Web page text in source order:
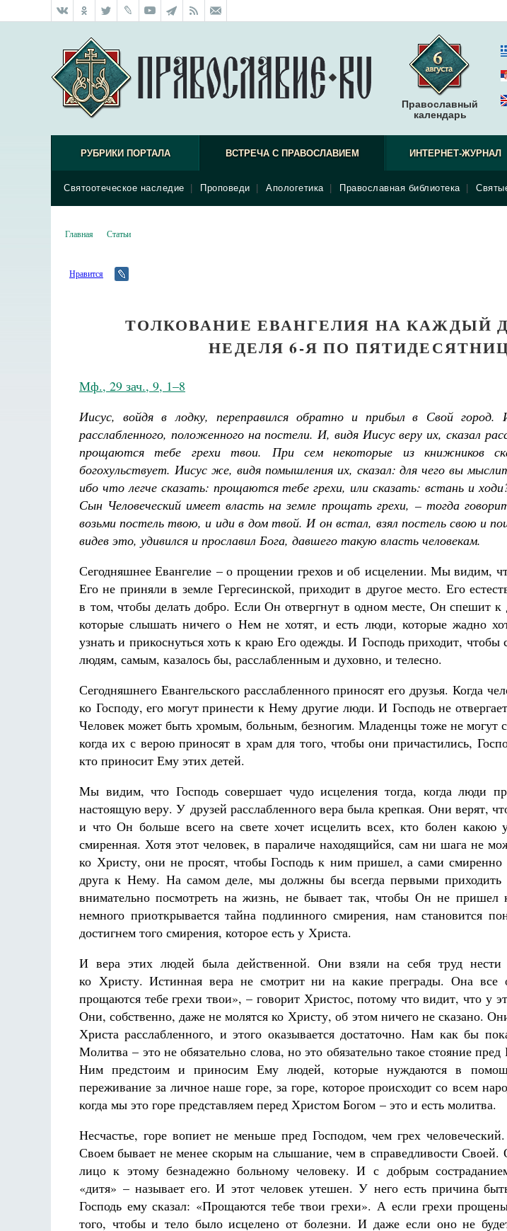
Православный
календарь
РУБРИКИ ПОРТАЛА ВСТРЕЧА С ПРАВОСЛАВИЕМ
Святоотеческое наследие Проповеди Апологетика Православная библиотека
ИНТЕРНЕТ-ЖУРНАЛ
Главная Статьи
Нравится
ТОЛКОВАНИЕ ЕВАНГЕЛИЯ НА КАЖДЫЙ
НЕДЕЛЯ 6-Я ПО
Мф., 29 зач., 9, 1–8
Иисус, войдя в лодку, переправился обратно и прибыл в Свой
расслабленного, положенного на постели. И, видя Иисус веру их, сказал
прощаются тебе грехи твои. При сем некоторые из книжников
богохульствует. Иисус же, видя помышления их, сказал: для чего вы
ибо что легче сказать: прощаются тебе грехи, или сказать: встань и
Сын Человеческий имеет власть на земле прощать грехи, – тогда
возьми постель твою, и иди в дом твой. И он встал, взял постель свою и
видев это, удивился и прославил Бога, давшего такую власть человекам.
Сегодняшнее Евангелие – о прощении грехов и об исцелении. Мы видим,
Его не приняли в земле Гергесинской, приходит в другое место. Его
в том, чтобы делать добро. Если Он отвергнут в одном месте, Он спешит
которые слышать ничего о Нем не хотят, и есть люди, которые жадно
узнать и прикоснуться хоть к краю Его одежды. И Господь приходит, чтобы
людям, самым, казалось бы, расслабленным и духовно, и телесно.
Сегодняшнего Евангельского расслабленного приносят его друзья. Когда
ко Господу, его могут принести к Нему другие люди. И Господь не
Человек может быть хромым, больным, безногим. Младенцы тоже не могут
когда их с верою приносят в храм для того, чтобы они причастились,
кто приносит Ему этих детей.
Мы видим, что Господь совершает чудо исцеления тогда, когда люди
настоящую веру. У друзей расслабленного вера была крепкая. Они верят,
и что Он больше всего на свете хочет исцелить всех, кто болен какою
смиренная. Хотя этот человек, в параличе находящийся, сам ни шага не
ко Христу, они не просят, чтобы Господь к ним пришел, а сами смиренно
друга к Нему. На самом деле, мы должны бы всегда первыми
внимательно посмотреть на жизнь, не бывает так, чтобы Он не
немного приоткрывается тайна подлинного смирения, нам становится
достигнем того смирения, которое есть у Христа.
И вера этих людей была действенной. Они взяли на себя труд нести
ко Христу. Истинная вера не смотрит ни на какие преграды. Она все
прощаются тебе грехи твои», – говорит Христос, потому что видит, что у
Они, собственно, даже не молятся ко Христу, об этом ничего не сказано.
Христа расслабленного, и этого оказывается достаточно. Нам как бы
Молитва – это не обязательно слова, но это обязательно такое стояние
Ним предстоим и приносим Ему людей, которые нуждаются в
переживание за личное наше горе, за горе, которое происходит со всем
когда мы это горе представляем перед Христом Богом – это и есть молитва.
Несчастье, горе вопиет не меньше пред Господом, чем грех
Своем бывает не менее скорым на слышание, чем в справедливости Своей.
лицо к этому безнадежно больному человеку. И с добрым
«дитя» – называет его. И этот человек утешен. У него есть причина
Господь ему сказал: «Прощаются тебе твои грехи». А если грехи
того, чтобы и тело было исцелено от болезни. И даже если оно не
Разлуки не будет
Фредерика де Грааф